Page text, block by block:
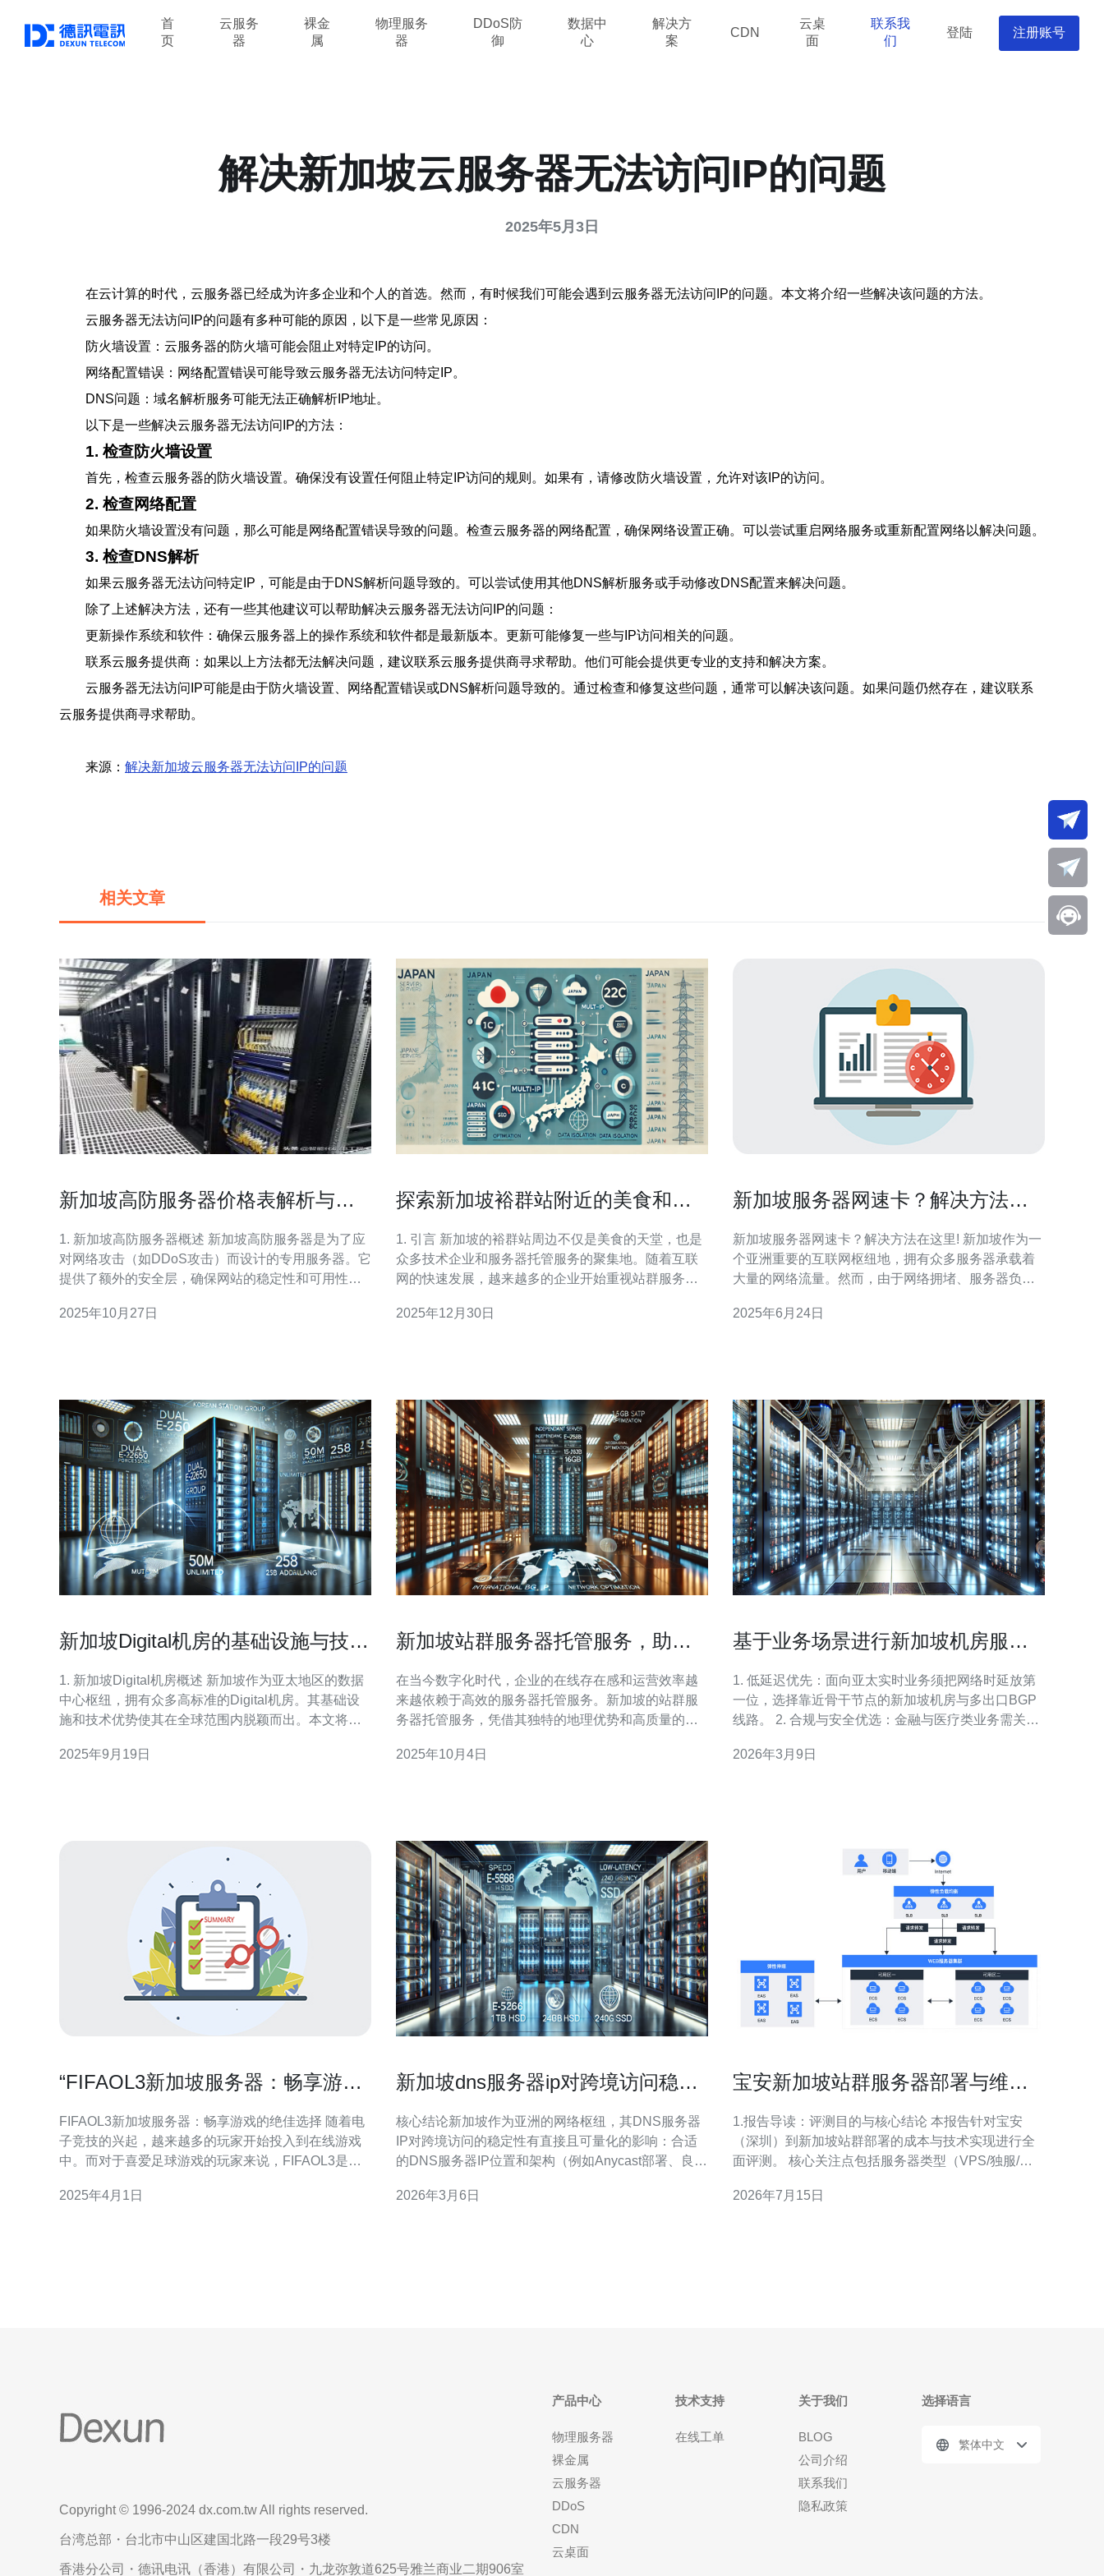
首
页
云服务
器
裸金
属
物理服务
器
DDoS防
御
数据中
心
解决方
案
CDN
云桌
面
联系我
们
登陆 注册账号
解决新加坡云服务器无法访问IP的问题
2025年5月3日
在云计算的时代，云服务器已经成为许多企业和个人的首选。然而，有时候我们可能会遇到云服务器无法访问IP的问题。本文将介绍一些解决该问题的方法。
云服务器无法访问IP的问题有多种可能的原因，以下是一些常见原因：
防火墙设置：云服务器的防火墙可能会阻止对特定IP的访问。
网络配置错误：网络配置错误可能导致云服务器无法访问特定IP。
DNS问题：域名解析服务可能无法正确解析IP地址。
以下是一些解决云服务器无法访问IP的方法：
1. 检查防火墙设置
首先，检查云服务器的防火墙设置。确保没有设置任何阻止特定IP访问的规则。如果有，请修改防火墙设置，允许对该IP的访问。
2. 检查网络配置
如果防火墙设置没有问题，那么可能是网络配置错误导致的问题。检查云服务器的网络配置，确保网络设置正确。可以尝试重启网络服务或重新配置网络以解决问题。
3. 检查DNS解析
如果云服务器无法访问特定IP，可能是由于DNS解析问题导致的。可以尝试使用其他DNS解析服务或手动修改DNS配置来解决问题。
除了上述解决方法，还有一些其他建议可以帮助解决云服务器无法访问IP的问题：
更新操作系统和软件：确保云服务器上的操作系统和软件都是最新版本。更新可能修复一些与IP访问相关的问题。
联系云服务提供商：如果以上方法都无法解决问题，建议联系云服务提供商寻求帮助。他们可能会提供更专业的支持和解决方案。
云服务器无法访问IP可能是由于防火墙设置、网络配置错误或DNS解析问题导致的。通过检查和修复这些问题，通常可以解决该问题。如果问题仍然存在，建议联系
云服务提供商寻求帮助。
来源： 解决新加坡云服务器无法访问IP的问题
相关文章
新加坡高防服务器价格表解析与选
1. 新加坡高防服务器概述 新加坡高防服务器是为了应
对网络攻击（如DDoS攻击）而设计的专用服务器。它
提供了额外的安全层，确保网站的稳定性和可用性。
高防服务器，以实现亚太地区业务的快速响应。 高防
2025年10月27日
探索新加坡裕群站附近的美食和站
1. 引言 新加坡的裕群站周边不仅是美食的天堂，也是
众多技术企业和服务器托管服务的聚集地。随着互联
网的快速发展，越来越多的企业开始重视站群服务器
同时深入了解站群服务器托管的相关技术和服务。 2.
2025年12月30日
新加坡服务器网速卡？解决方法在
新加坡服务器网速卡？解决方法在这里! 新加坡作为一
个亚洲重要的互联网枢纽地，拥有众多服务器承载着
大量的网络流量。然而，由于网络拥堵、服务器负载
卡顿的情况。 以下是一些可以帮助您解决新加坡服务
2025年6月24日
新加坡Digital机房的基础设施与技术
1. 新加坡Digital机房概述 新加坡作为亚太地区的数据
中心枢纽，拥有众多高标准的Digital机房。其基础设
施和技术优势使其在全球范围内脱颖而出。本文将详
新加坡Digital机房的基础设施主
2025年9月19日
新加坡站群服务器托管服务，助力
在当今数字化时代，企业的在线存在感和运营效率越
来越依赖于高效的服务器托管服务。新加坡的站群服
务器托管服务，凭借其独特的地理优势和高质量的网
论是网站优化、SEO排名提升，还是业务的全球化布
2025年10月4日
基于业务场景进行新加坡机房服务
1. 低延迟优先：面向亚太实时业务须把网络时延放第
一位，选择靠近骨干节点的新加坡机房与多出口BGP
线路。 2. 合规与安全优选：金融与医疗类业务需关注
管的服务器供应商。 3. 弹性与成本平衡：电商与媒体
2026年3月9日
“FIFAOL3新加坡服务器：畅享游戏
FIFAOL3新加坡服务器：畅享游戏的绝佳选择 随着电
子竞技的兴起，越来越多的玩家开始投入到在线游戏
中。而对于喜爱足球游戏的玩家来说，FIFAOL3是一
验，选择合适的服务器是至关重要的。而FIFAOL3新
2025年4月1日
新加坡dns服务器ip对跨境访问稳定
核心结论新加坡作为亚洲的网络枢纽，其DNS服务器
IP对跨境访问的稳定性有直接且可量化的影响：合适
的DNS服务器IP位置和架构（例如Anycast部署、良好
少解析失败并提升CDN回源效率，从而提高面向中国
2026年3月6日
宝安新加坡站群服务器部署与维护
1.报告导读：评测目的与核心结论 本报告针对宝安
（深圳）到新加坡站群部署的成本与技术实现进行全
面评测。 核心关注点包括服务器类型（VPS/独服/云
运维投入。 结论摘要：纯VPS最低成本，但大流量与
2026年7月15日
Copyright © 1996-2024 dx.com.tw All rights reserved.
台湾总部・台北市中山区建国北路一段29号3楼
香港分公司・德讯电讯（香港）有限公司・九龙弥敦道625号雅兰商业二期906室
产品中心
物理服务器
裸金属
云服务器
DDoS
CDN
云桌面
技术支持
在线工单
关于我们
BLOG
公司介绍
联系我们
隐私政策
选择语言
繁体中文